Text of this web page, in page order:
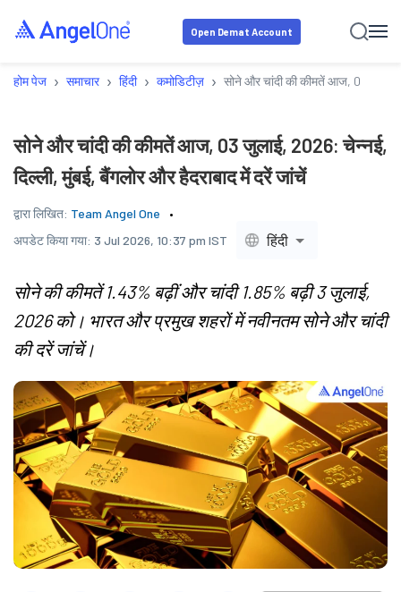
Open Demat Account
होम पेज › समाचार › हिंदी › कमोडिटीज़ › सोने और चांदी की कीमतें आज, 03 जुलाई,
सोने और चांदी की कीमतें आज, 03 जुलाई, 2026: चेन्नई,
दिल्ली, मुंबई, बैंगलोर और हैदराबाद में दरें जांचें
द्वारा लिखित: Team Angel One
अपडेट किया गया: 3 Jul 2026, 10:37 pm IST हिंदी
सोने की कीमतें 1.43% बढ़ीं और चांदी 1.85% बढ़ी 3 जुलाई,
2026 को। भारत और प्रमुख शहरों में नवीनतम सोने और चांदी
की दरें जांचें।